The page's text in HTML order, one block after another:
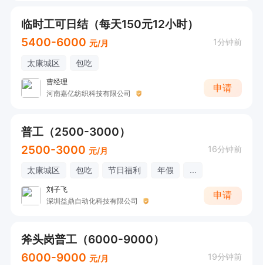
临时工可日结（每天150元12小时）
5400-6000 元/月 1分钟前
太康城区 包吃
曹经理
河南嘉亿纺织科技有限公司
申请
普工（2500-3000）
2500-3000 元/月 16分钟前
太康城区 包吃 节日福利 年假 ...
刘子飞
深圳益鼎自动化科技有限公司
申请
斧头岗普工（6000-9000）
6000-9000 元/月 19分钟前